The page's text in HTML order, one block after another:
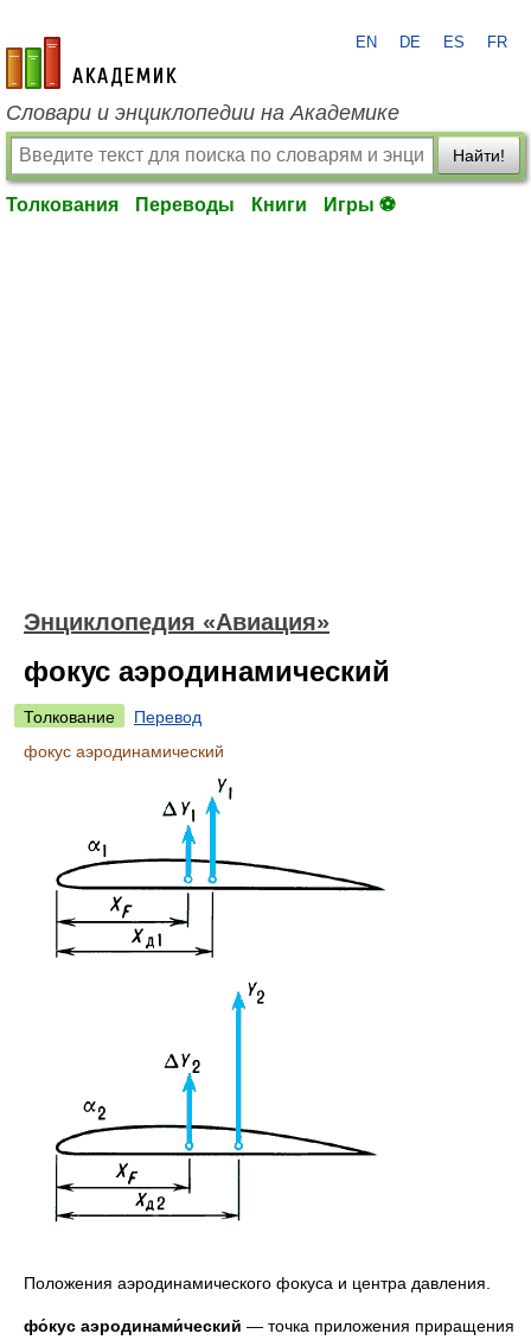
academic.ru
EN DE ES FR
Словари и энциклопедии на Академике
Найти!
Толкования Переводы Книги Игры ⚽
Энциклопедия «Авиация»
фокус аэродинамический
Толкование
Перевод
фокус аэродинамический
Положения аэродинамического фокуса и центра давления.
фо́кус аэродинами́ческий — точка приложения приращения